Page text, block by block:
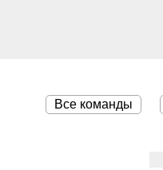
Все команды